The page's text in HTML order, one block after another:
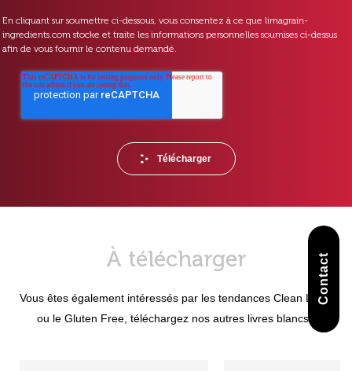
En cliquant sur soumettre ci-dessous, vous consentez à ce que limagrain-
ingredients.com stocke et traite les informations personnelles soumises ci-dessus
afin de vous fournir le contenu demandé.
À télécharger
Vous êtes également intéressés par les tendances Clean Label
ou le Gluten Free, téléchargez nos autres livres blancs !
Contact